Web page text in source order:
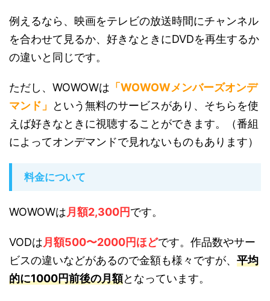
例えるなら、映画をテレビの放送時間にチャンネル
を合わせて見るか、好きなときにDVDを再生するか
の違いと同じです。
ただし、WOWOWは 「WOWOWメンバーズオンデ
マンド」
という無料のサービスがあり、そちらを使
えば好きなときに視聴することができます。（番組
によってオンデマンドで見れないものもあります）
料金について
WOWOWは月額2,300円です。
VODは月額500〜2000円ほどです。作品数やサー
ビスの違いなどがあるので金額も様々ですが、 平均
的に1000円前後の月額となっています。